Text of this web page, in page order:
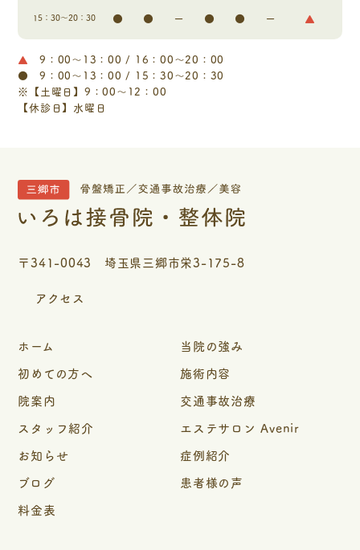
15：30～20：30 ● ● ー ● ● ー ▲
▲
9：00～13：00 / 16：00～20：00
●
9：00～13：00 / 15：30～20：30
※【土曜日】9：00～12：00
【休診日】水曜日
〒341-0043 埼玉県三郷市栄3-175-8
アクセス
ホーム
当院の強み
初めての方へ
施術内容
院案内
交通事故治療
スタッフ紹介
エステサロン Avenir
お知らせ
症例紹介
ブログ
患者様の声
料金表